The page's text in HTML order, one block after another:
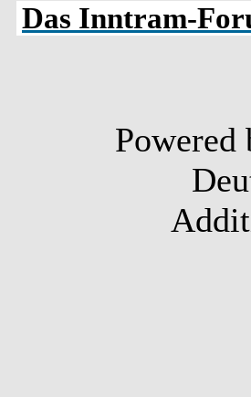
Das Inntram-
Powered